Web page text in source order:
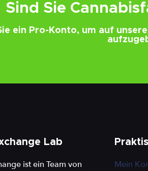
Sind Sie
ein Pro-Konto, um auf
Lab
ist ein Team von
Mein